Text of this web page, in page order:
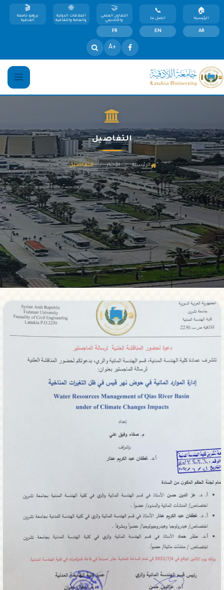
الرئيسية اتصل بنا
التعاون العلمي
والأكاديمي
العلاقات الدولية
والعامة والثقافية
برومو جامعة
اللاذقية
AR
EN
FR
+A
التفاصيل
الرئيسية / الأخبار / التفاصيل